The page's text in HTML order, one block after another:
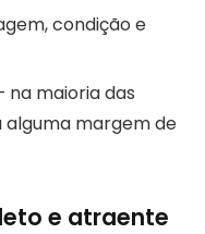
condição e
na maioria das
margem de
e atraente